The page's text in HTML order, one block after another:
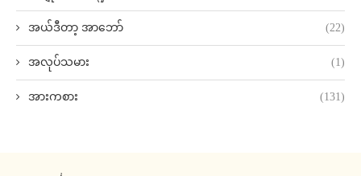
အယ်ဒီတာ့ အာဘော် (22)
အလုပ်သမား (1)
အားကစား (131)